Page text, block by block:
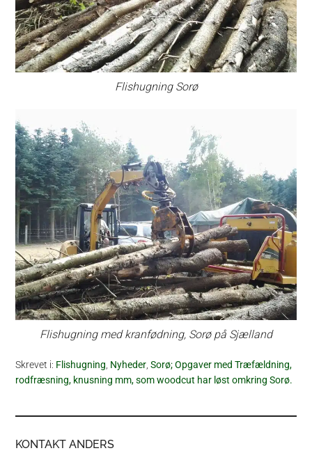
Flishugning Sorø
Flishugning med kranfødning, Sorø på Sjælland
Skrevet i: Flishugning Nyheder ,Sorø; Opgaver med Træfældning,
rodfræsning, knusning mm, som woodcut har løst omkring Sorø.
KONTAKT ANDERS